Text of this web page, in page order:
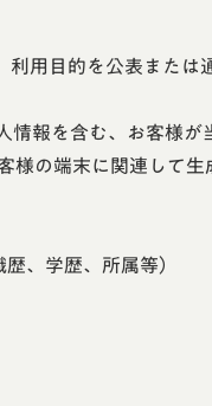
用目的を公表または
報を含む、お客様が
様の端末に関連して
、学歴、所属等）